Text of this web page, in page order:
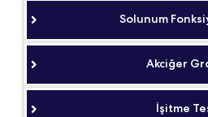
Solunum
Akciğer
İşitme